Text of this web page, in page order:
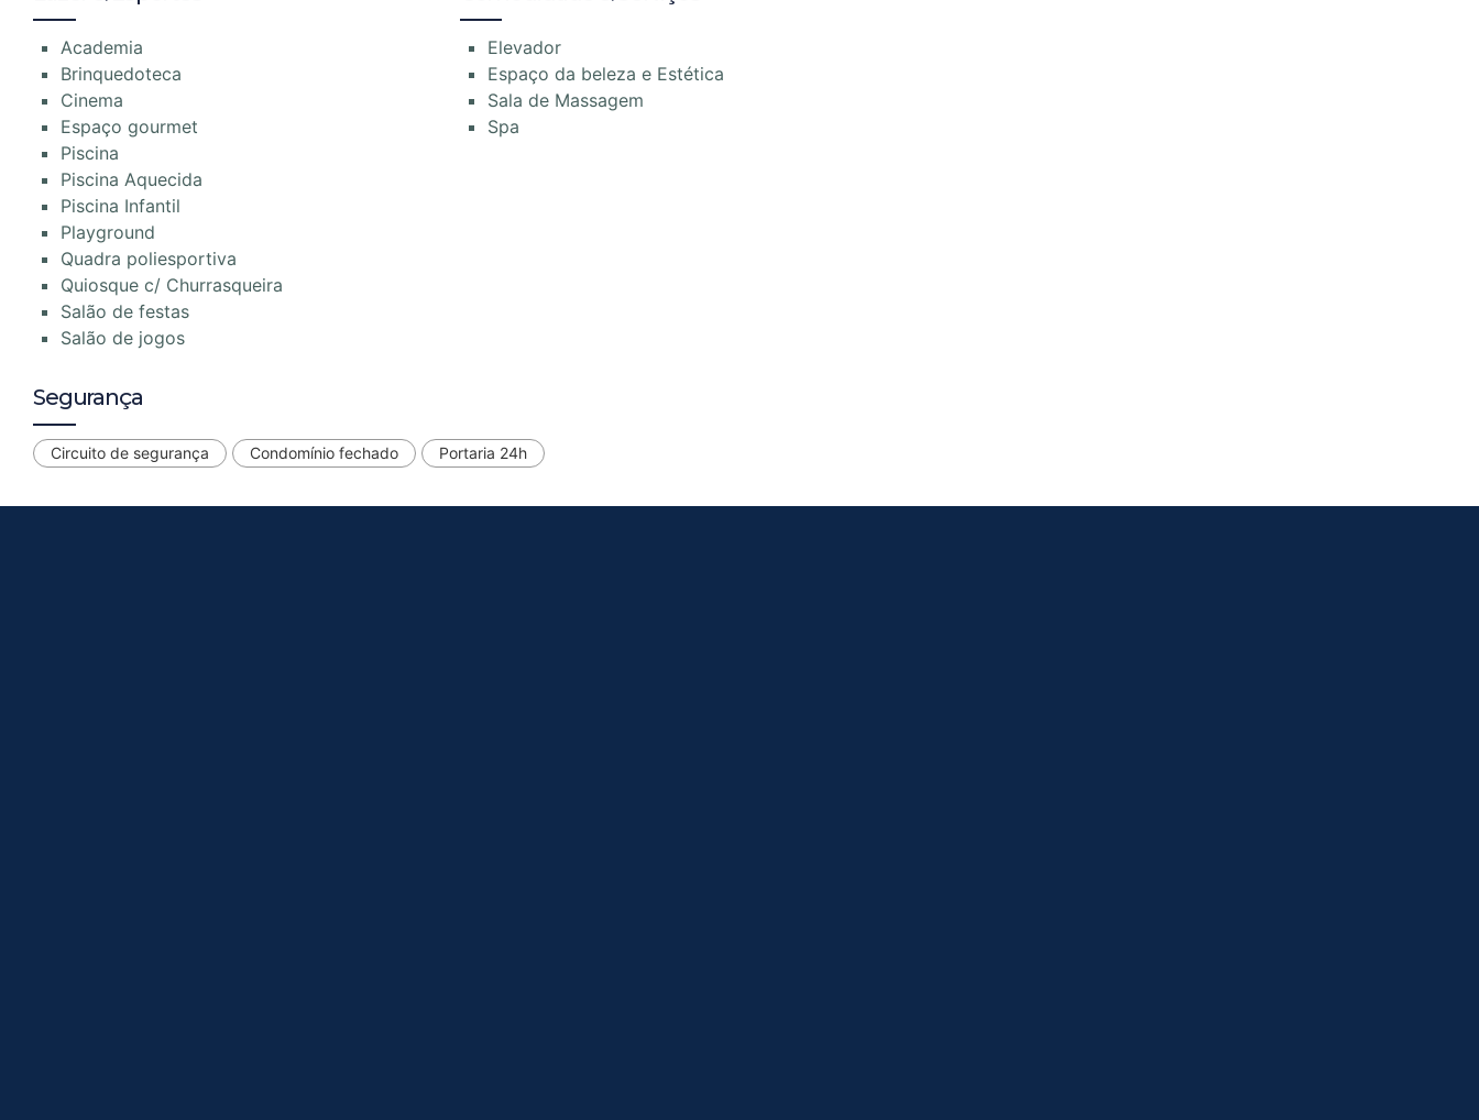
Academia
Brinquedoteca
Cinema
Espaço gourmet
Piscina
Piscina Aquecida
Piscina Infantil
Playground
Quadra poliesportiva
Quiosque c/ Churrasqueira
Salão de festas
Salão de jogos
Elevador
Espaço da beleza e Estética
Sala de Massagem
Spa
Segurança
Circuito de segurança Condomínio fechado Portaria 24h